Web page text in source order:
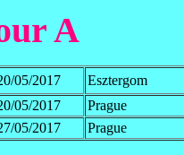
A
05/2017
Esztergom
05/2017
Prague
05/2017 Prague